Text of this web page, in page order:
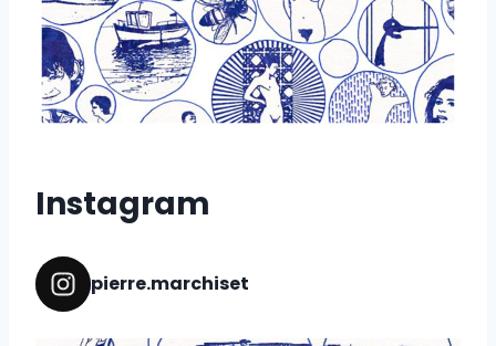
Instagram
pierre.marchiset